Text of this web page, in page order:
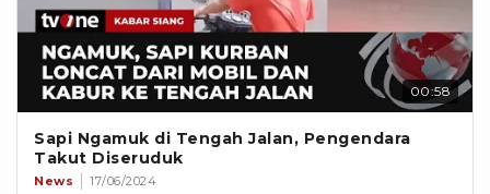
00:58
Sapi Ngamuk di Tengah Jalan, Pengendara
Takut Diseruduk
News 17/06/2024